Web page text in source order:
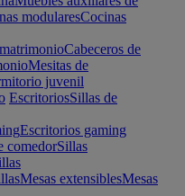
modularesCocinas
Cabeceros de
Mesitas de
juvenil
EscritoriosSillas de
Escritorios gaming
comedorSillas
Mesas extensiblesMesas